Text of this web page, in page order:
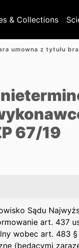
& Collections
67/19
Sądu
art. 437
wobec art. 483
(będącymi